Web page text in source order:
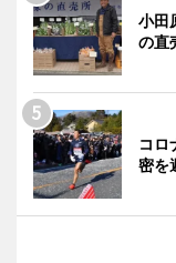
小田
の直
コロ
密を